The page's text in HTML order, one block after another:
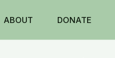
ABOUT DONATE